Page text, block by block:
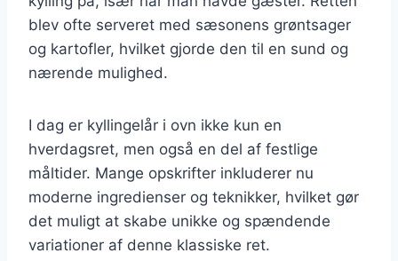
blev ofte serveret med sæsonens grøntsager
og kartofler, hvilket gjorde den til en sund og
nærende mulighed.
I dag er kyllingelår i ovn ikke kun en
hverdagsret, men også en del af festlige
måltider. Mange opskrifter inkluderer nu
moderne ingredienser og teknikker, hvilket gør
det muligt at skabe unikke og spændende
variationer af denne klassiske ret.